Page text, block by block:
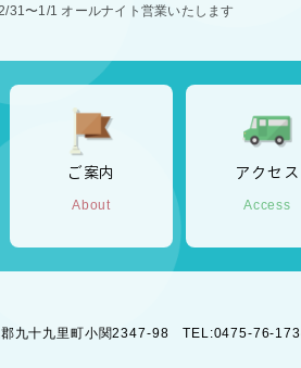
31〜1/1 オールナイト営業いたします
ご案内
About
アクセス
Access
九十九里町小関2347-98 TEL:0475-76-